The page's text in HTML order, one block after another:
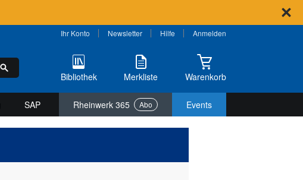
Ihr Konto Newsletter Hilfe Anmelden
Bibliothek Merkliste Warenkorb
SAP Rheinwerk 365 Abo Events